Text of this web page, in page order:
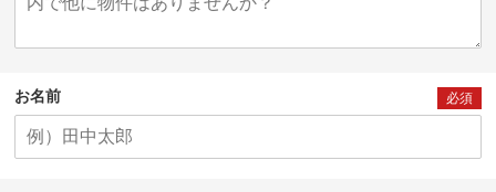
お名前 必須